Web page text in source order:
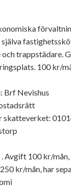
trappstädare.
100 kr/
Brf Nevishus
skatteverket:
Avgift 100 kr/
kr/mån, har